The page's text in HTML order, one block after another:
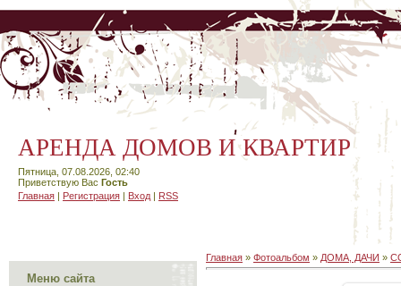
АРЕНДА ДОМОВ И КВАРТИР
Пятница, 07.08.2026, 02:40
Приветствую Вас Гость
Главная | Регистрация | Вход | RSS
Меню сайта
Главная » Фотоальбом » ДОМА, ДАЧИ »